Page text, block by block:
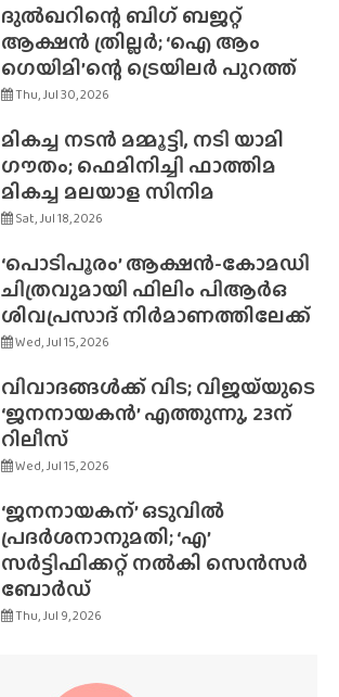
ദുൽഖറിന്റെ ബിഗ് ബജറ്റ്
ആക്ഷൻ ത്രില്ലർ; ‘ഐ ആം
ഗെയിമി’ന്റെ ട്രെയിലർ പുറത്ത്
Thu, Jul 30, 2026
മികച്ച നടൻ മമ്മൂട്ടി, നടി യാമി
ഗൗതം; ഫെമിനിച്ചി ഫാത്തിമ
മികച്ച മലയാള സിനിമ
Sat, Jul 18, 2026
‘പൊടിപൂരം’ ആക്ഷൻ-കോമഡി
ചിത്രവുമായി ഫിലിം പിആർഒ
ശിവപ്രസാദ് നിർമാണത്തിലേക്ക്
Wed, Jul 15, 2026
വിവാദങ്ങൾക്ക് വിട; വിജയ്‌യുടെ
‘ജനനായകൻ’ എത്തുന്നു, 23ന്
റിലീസ്
Wed, Jul 15, 2026
‘ജനനായകന്’ ഒടുവിൽ
പ്രദർശനാനുമതി; ‘എ’
സർട്ടിഫിക്കറ്റ് നൽകി സെൻസർ
ബോർഡ്
Thu, Jul 9, 2026